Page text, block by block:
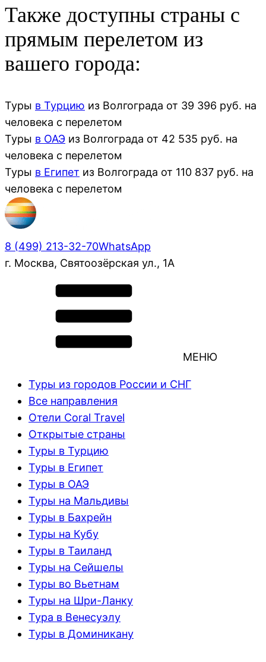
Также доступны страны с
прямым перелетом из
вашего города:
Туры в Турцию из Волгограда от 39 396 руб. на
человека с перелетом
Туры в ОАЭ из Волгограда от 42 535 руб. на
человека с перелетом
Туры в Египет из Волгограда от 110 837 руб. на
человека с перелетом
8 (499) 213-32-70WhatsApp
г. Москва, Святоозёрская ул., 1А
МЕНЮ
Туры из городов России и СНГ
Все направления
Отели Coral Travel
Открытые страны
Туры в Турцию
Туры в Египет
Туры в ОАЭ
Туры на Мальдивы
Туры в Бахрейн
Туры на Кубу
Туры в Таиланд
Туры на Сейшелы
Туры во Вьетнам
Туры на Шри-Ланку
Тура в Венесуэлу
Туры в Доминикану